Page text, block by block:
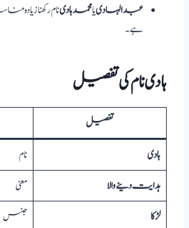
عبد الہادییامحمد ہادینام رکھنا
ہے۔
ہادی نام کی تفصیل
تفصیل
ہادی
نام
ہدایت دینے والا
معنی
لڑکا
جنس